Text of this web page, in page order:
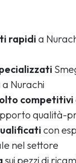
rapidi a
a Nurachi
competitivi
qualità-
con
nel settore
sui pezzi di